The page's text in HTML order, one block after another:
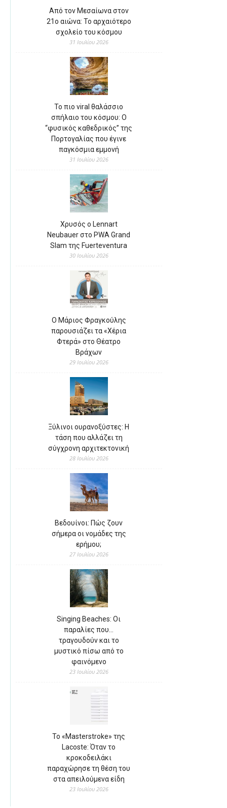
Από τον Μεσαίωνα στον
21ο αιώνα: Το αρχαιότερο
σχολείο του κόσμου
31 Ιουλίου 2026
Το πιο viral θαλάσσιο
σπήλαιο του κόσμου: Ο
“φυσικός καθεδρικός” της
Πορτογαλίας που έγινε
παγκόσμια εμμονή
31 Ιουλίου 2026
Χρυσός ο Lennart
Neubauer στο PWA Grand
Slam της Fuerteventura
30 Ιουλίου 2026
Ο Μάριος Φραγκούλης
παρουσιάζει τα «Χέρια
Φτερά» στο Θέατρο
Βράχων
29 Ιουλίου 2026
Ξύλινοι ουρανοξύστες: Η
τάση που αλλάζει τη
σύγχρονη αρχιτεκτονική
28 Ιουλίου 2026
Βεδουίνοι: Πώς ζουν
σήμερα οι νομάδες της
ερήμου;
27 Ιουλίου 2026
Singing Beaches: Οι
παραλίες που…
τραγουδούν και το
μυστικό πίσω από το
φαινόμενο
23 Ιουλίου 2026
Το «Masterstroke» της
Lacoste: Όταν το
κροκοδειλάκι
παραχώρησε τη θέση του
στα απειλούμενα είδη
23 Ιουλίου 2026